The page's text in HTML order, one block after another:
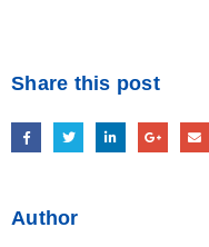
Share this post
Author